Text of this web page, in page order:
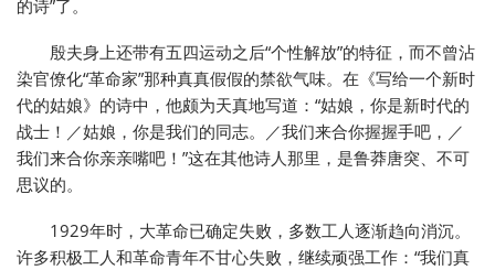
的诗”了。
殷夫身上还带有五四运动之后“个性解放”的特征，而不曾沾
染官僚化“革命家”那种真真假假的禁欲气味。在《写给一个新时
代的姑娘》的诗中，他颇为天真地写道：“姑娘，你是新时代的
战士！／姑娘，你是我们的同志。／我们来合你握握手吧，／
我们来合你亲亲嘴吧！”这在其他诗人那里，是鲁莽唐突、不可
思议的。
1929年时，大革命已确定失败，多数工人逐渐趋向消沉。
许多积极工人和革命青年不甘心失败，继续顽强工作：“我们真